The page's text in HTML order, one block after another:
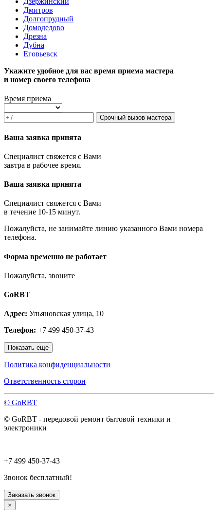
Дмитров
Долгопрудный
Домодедово
Дрезна
Дубна
Егорьевск
Жуковский
Зарайск
Зеленоград
Ивантеевка
Истра
Кашира
Клин
Королёв
Котельники
Красногорск
Краснознаменск
Кубинка
Ликино-Дулёво
Лобня
Луховицы
Люберцы
Малаховка
Можайск
Москва и МО
Наро-Фоминск
Ногинск
Одинцово
Ожерелье
Орехово-Зуево
Пересвет
Подольск
Протвино
Пущино
Раменское
Руза
Сергиев Посад
Серпухов
Солнечногорск
Старая Купавна
Ступино
Укажите удобное для вас время приема мастера
и номер своего телефона
Время приема
Срочный вызов мастера
Ваша заявка принята
Специалист свяжется с Вами
завтра в рабочее время.
Ваша заявка принята
Специалист свяжется с Вами
в течение 10-15 минут.
Пожалуйста, не занимайте линию указанного Вами номера
телефона.
Форма временно не работает
Пожалуйста, звоните
GoRBT
Адрес: Ульяновская улица, 10
Телефон: +7 499 450-37-43
Показать еще
Политика конфиденциальности
Ответственность сторон
© GoRBT
© GoRBT - передовой ремонт бытовой техники и
электроники
+7 499 450-37-43
Звонок бесплатный!
Заказать звонок
×